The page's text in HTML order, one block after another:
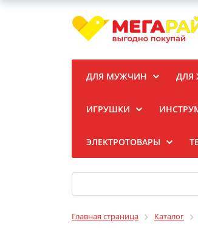
ДЛЯ МУЖЧИН ДЛЯ
ИГРУШКИ
ЭЛЕКТРОТОВАРЫ
Главная страница Каталог